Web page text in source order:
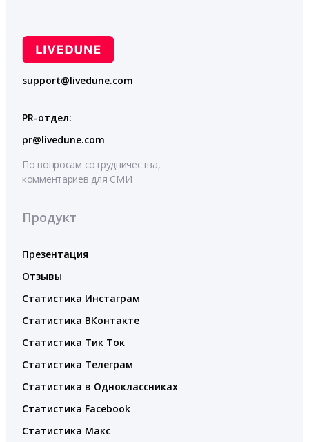
support@livedune.com
PR-отдел:
pr@livedune.com
По вопросам сотрудничества,
комментариев для СМИ
Продукт
Презентация
Отзывы
Статистика Инстаграм
Статистика ВКонтакте
Статистика Тик Ток
Статистика Телеграм
Статистика в Одноклассниках
Статистика Facebook
Статистика Макс